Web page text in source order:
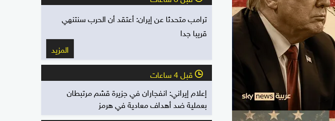
ترامب متحدثا عن إيران: أعتقد أن الحرب سنتنهي
قريبا جدا
المزيد
l قبل 4 ساعات
إعلام إيراني: انفجاران في جزيرة قشم مرتبطان
بعملية ضد أهداف معادية في هرمز